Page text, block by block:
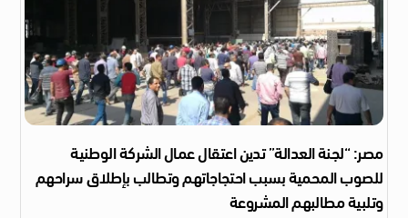
مصر: “لجنة العدالة” تدين اعتقال عمال الشركة الوطنية
للصوب المحمية بسبب احتجاجاتهم وتطالب بإطلاق سراحهم
وتلبية مطالبهم المشروعة